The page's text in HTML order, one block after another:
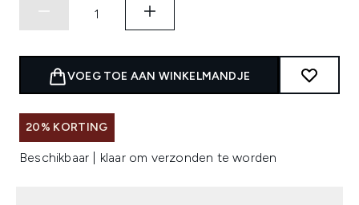
VOEG TOE AAN WINKELMANDJE
20% KORTING
Beschikbaar | klaar om verzonden te worden